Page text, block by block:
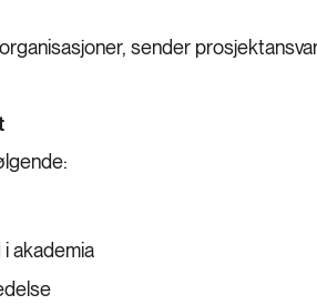
sender
akademia